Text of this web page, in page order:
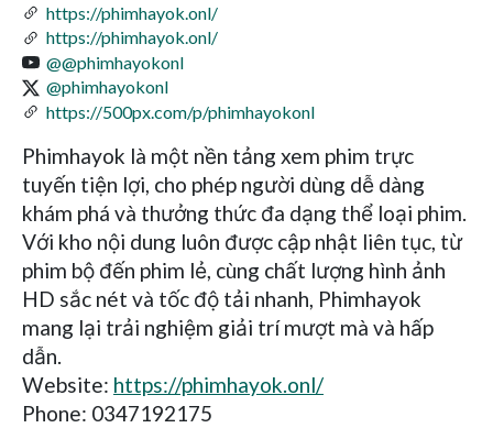
https://phimhayok.onl/
https://phimhayok.onl/
@@phimhayokonl
@phimhayokonl
https://500px.com/p/phimhayokonl
Phimhayok là một nền tảng xem phim trực
tuyến tiện lợi, cho phép người dùng dễ dàng
khám phá và thưởng thức đa dạng thể loại phim.
Với kho nội dung luôn được cập nhật liên tục, từ
phim bộ đến phim lẻ, cùng chất lượng hình ảnh
HD sắc nét và tốc độ tải nhanh, Phimhayok
mang lại trải nghiệm giải trí mượt mà và hấp
dẫn.
Website: https://phimhayok.onl/
Phone: 0347192175